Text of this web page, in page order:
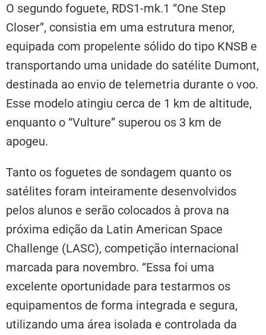
O segundo foguete, RDS1-mk.1 “One Step
Closer”, consistia em uma estrutura menor,
equipada com propelente sólido do tipo KNSB e
transportando uma unidade do satélite Dumont,
destinada ao envio de telemetria durante o voo.
Esse modelo atingiu cerca de 1 km de altitude,
enquanto o “Vulture” superou os 3 km de
apogeu.
Tanto os foguetes de sondagem quanto os
satélites foram inteiramente desenvolvidos
pelos alunos e serão colocados à prova na
próxima edição da Latin American Space
Challenge (LASC), competição internacional
marcada para novembro. “Essa foi uma
excelente oportunidade para testarmos os
equipamentos de forma integrada e segura,
utilizando uma área isolada e controlada da